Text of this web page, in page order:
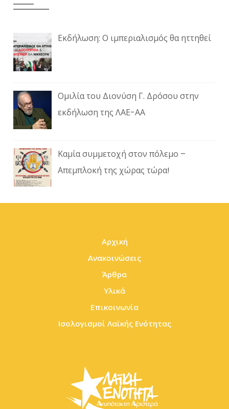
Εκδήλωση: Ο ιμπεριαλισμός θα ηττηθεί
Ομιλία του Διονύση Γ. Δρόσου στην
εκδήλωση της ΛΑΕ-ΑΑ
Καμία συμμετοχή στον πόλεμο –
Απεμπλοκή της χώρας τώρα!
Αρχική
Ανακοινώσεις
Άρθρα
Υλικά
Επικοινωνία
Ισολογισμοί Λαϊκής Ενότητας